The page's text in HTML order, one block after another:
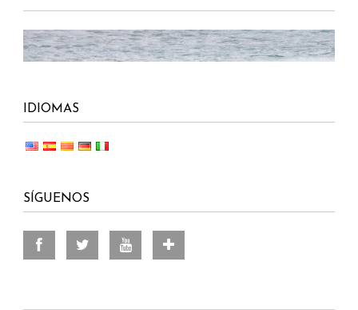
IDIOMAS
SÍGUENOS